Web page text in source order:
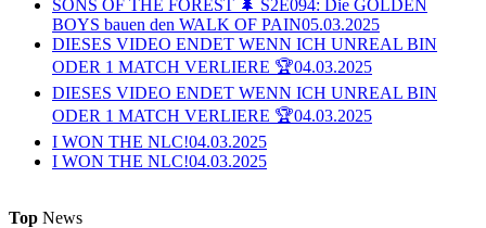
SONS OF THE FOREST 🌲 S2E094: Die GOLDEN
BOYS bauen den WALK OF PAIN05.03.2025
DIESES VIDEO ENDET WENN ICH UNREAL BIN
ODER 1 MATCH VERLIERE 🏆04.03.2025
DIESES VIDEO ENDET WENN ICH UNREAL BIN
ODER 1 MATCH VERLIERE 🏆04.03.2025
I WON THE NLC!04.03.2025
I WON THE NLC!04.03.2025
Top News